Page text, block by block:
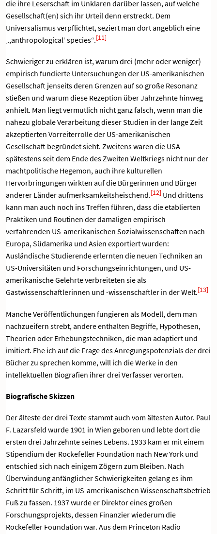
die ihre Leserschaft im Unklaren darüber lassen, auf welche
Gesellschaft(en) sich ihr Urteil denn erstreckt. Dem
Universalismus verpflichtet, seziert man dort angeblich eine
„,anthropological‘ species“.[11]
Schwieriger zu erklären ist, warum drei (mehr oder weniger)
empirisch fundierte Untersuchungen der US-amerikanischen
Gesellschaft jenseits deren Grenzen auf so große Resonanz
stießen und warum diese Rezeption über Jahrzehnte hinweg
anhielt. Man liegt vermutlich nicht ganz falsch, wenn man die
nahezu globale Verarbeitung dieser Studien in der lange Zeit
akzeptierten Vorreiterrolle der US-amerikanischen
Gesellschaft begründet sieht. Zweitens waren die USA
spätestens seit dem Ende des Zweiten Weltkriegs nicht nur der
machtpolitische Hegemon, auch ihre kulturellen
Hervorbringungen wirkten auf die Bürgerinnen und Bürger
anderer Länder aufmerksamkeitsheischend.[12] Und drittens
kann man auch noch ins Treffen führen, dass die etablierten
Praktiken und Routinen der damaligen empirisch
verfahrenden US-amerikanischen Sozialwissenschaften nach
Europa, Südamerika und Asien exportiert wurden:
Ausländische Studierende erlernten die neuen Techniken an
US-Universitäten und Forschungseinrichtungen, und US-
amerikanische Gelehrte verbreiteten sie als
Gastwissenschaftlerinnen und -wissenschaftler in der Welt.[13]
Manche Veröffentlichungen fungieren als Modell, dem man
nachzueifern strebt, andere enthalten Begriffe, Hypothesen,
Theorien oder Erhebungstechniken, die man adaptiert und
imitiert. Ehe ich auf die Frage des Anregungspotenzials der drei
Bücher zu sprechen komme, will ich die Werke in den
intellektuellen Biografien ihrer drei Verfasser verorten.
Biografische Skizzen
Der älteste der drei Texte stammt auch vom ältesten Autor. Paul
F. Lazarsfeld wurde 1901 in Wien geboren und lebte dort die
ersten drei Jahrzehnte seines Lebens. 1933 kam er mit einem
Stipendium der Rockefeller Foundation nach New York und
entschied sich nach einigem Zögern zum Bleiben. Nach
Überwindung anfänglicher Schwierigkeiten gelang es ihm
Schritt für Schritt, im US-amerikanischen Wissenschaftsbetrieb
Fuß zu fassen. 1937 wurde er Direktor eines großen
Forschungsprojekts, dessen Finanzier wiederum die
Rockefeller Foundation war. Aus dem Princeton Radio